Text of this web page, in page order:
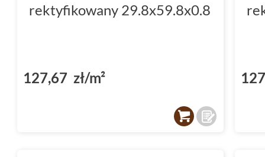
rektyfikowany 29.8x59.8x0.8
127,67 zł/m²